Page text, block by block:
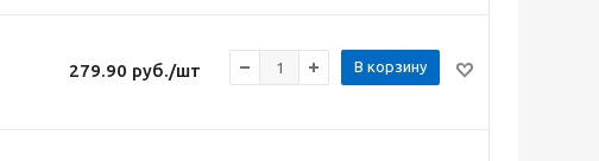
279.90 руб./шт В корзину